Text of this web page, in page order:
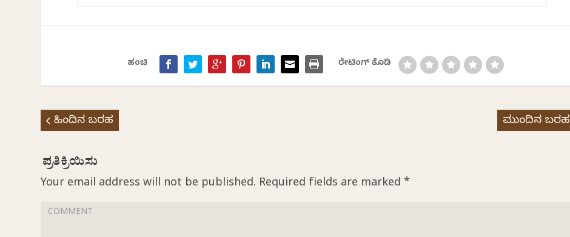
ಹಂಚಿ ರೇಟಿಂಗ್ ಕೊಡಿ
ಹಿಂದಿನ ಬರಹ ಮುಂದಿನ ಬರಹ
Your email address will not be published. Required fields are marked*